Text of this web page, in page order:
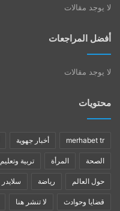
لا يوجد مقالات
أفضل المراجعات
لا يوجد مقالات
محتويات
merhabet tr أخبار جهوية
الصحة المرأة تربية وتعليم
حول العالم رياضة سلايدر
قضايا وحوادث لا تنشر هنا